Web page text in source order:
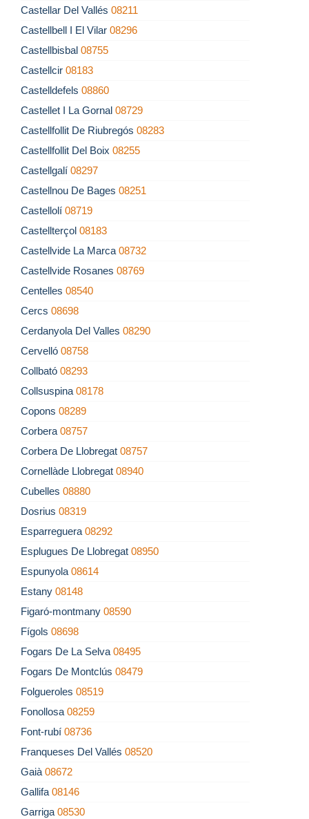
Castellar Del Vallés 08211
Castellbell I El Vilar 08296
Castellbisbal 08755
Castellcir 08183
Castelldefels 08860
Castellet I La Gornal 08729
Castellfollit De Riubregós 08283
Castellfollit Del Boix 08255
Castellgalí 08297
Castellnou De Bages 08251
Castellolí 08719
Castellterçol 08183
Castellvide La Marca 08732
Castellvide Rosanes 08769
Centelles 08540
Cercs 08698
Cerdanyola Del Valles 08290
Cervelló 08758
Collbató 08293
Collsuspina 08178
Copons 08289
Corbera 08757
Corbera De Llobregat 08757
Cornellàde Llobregat 08940
Cubelles 08880
Dosrius 08319
Esparreguera 08292
Esplugues De Llobregat 08950
Espunyola 08614
Estany 08148
Figaró-montmany 08590
Fígols 08698
Fogars De La Selva 08495
Fogars De Montclús 08479
Folgueroles 08519
Fonollosa 08259
Font-rubí 08736
Franqueses Del Vallés 08520
Gaià 08672
Gallifa 08146
Garriga 08530